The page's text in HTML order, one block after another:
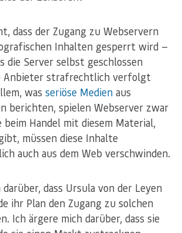
dass der Zugang zu Webservern
Inhalten gesperrt wird —
die Server selbst geschlossen
Anbieter strafrechtlich verfolgt
was seriöse Medien aus
berichten, spielen Webserver zwar
beim Handel mit diesem Material,
müssen diese Inhalte
auch aus dem Web verschwinden.
dass Ursula von der Leyen
ihr Plan den Zugang zu solchen
Ich ärgere mich darüber, dass sie